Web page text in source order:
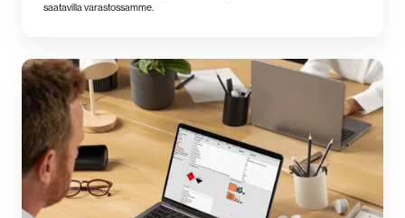
saatavilla varastossamme.
DGOffice-
ohjelmisto